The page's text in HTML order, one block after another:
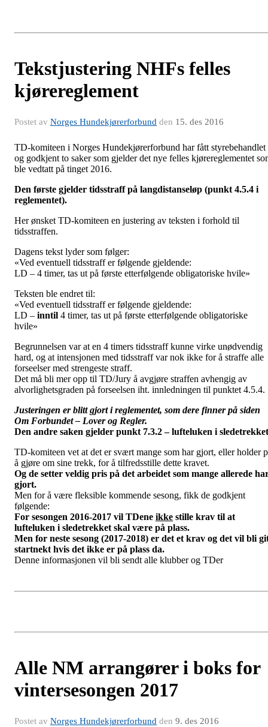
Tekstjustering NHFs felles
kjørereglement
Postet av Norges Hundekjørerforbund den 15. des 2016
TD-komiteen i Norges Hundekjørerforbund har fått styrebehandlet
og godkjent to saker som gjelder det nye felles kjørereglementet
ble vedtatt på tinget 2016.
Den første gjelder tidsstraff på langdistanseløp (punkt 4.5.4 i
reglementet).
Her ønsket TD-komiteen en justering av teksten i forhold til
tidsstraffen.
Dagens tekst lyder som følger:
«Ved eventuell tidsstraff er følgende gjeldende:
LD – 4 timer, tas ut på første etterfølgende obligatoriske hvile»
Teksten ble endret til:
«Ved eventuell tidsstraff er følgende gjeldende:
LD – inntil 4 timer, tas ut på første etterfølgende obligatoriske
hvile»
Begrunnelsen var at en 4 timers tidsstraff kunne virke unødvendig
hard, og at intensjonen med tidsstraff var nok ikke for å straffe alle
forseelser med strengeste straff.
Det må bli mer opp til TD/Jury å avgjøre straffen avhengig av
alvorlighetsgraden på forseelsen iht. innledningen til punktet 4.5.4.
Justeringen er blitt gjort i reglementet, som dere finner på siden
Om Forbundet – Lover og Regler.
Den andre saken gjelder punkt 7.3.2 – lufteluken i
TD-komiteen vet at det er svært mange som har gjort, eller holder
å gjøre om sine trekk, for å tilfredsstille dette kravet.
Og de setter veldig pris på det arbeidet som mange allerede
gjort.
Men for å være fleksible kommende sesong, fikk de godkjent
følgende:
For sesongen 2016-2017 vil TDene ikke stille krav til at
lufteluken i sledetrekket skal være på plass.
Men for neste sesong (2017-2018) er det et krav og det vil bli
startnekt hvis det ikke er på plass da.
Denne informasjonen vil bli sendt alle klubber og TDer
Alle NM arrangører i boks for
vintersesongen 2017
Postet av Norges Hundekjørerforbund den 9. des 2016